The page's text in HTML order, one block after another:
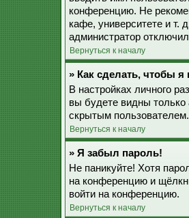
конференцию. Не
кафе, университете и т.
администратор
Вернуться к началу
» Как сделать, чтобы я
В настройках личного
вы будете видны
скрытым пользователем.
Вернуться к началу
» Я забыл пароль!
Не паникуйте! Хотя
на конференцию и
войти на конференцию.
Вернуться к началу